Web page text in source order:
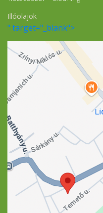
Illóolajok
" target="_blank">